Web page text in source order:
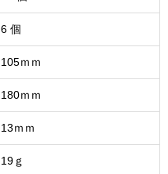
6 個
105ｍｍ
180ｍｍ
13ｍｍ
19ｇ